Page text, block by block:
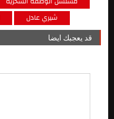
شيري عادل
قد يعجبك ايضا